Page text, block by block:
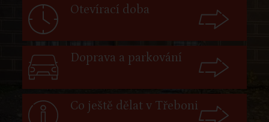
Otevírací doba
Doprava a parkování
Co ještě dělat v Třeboni